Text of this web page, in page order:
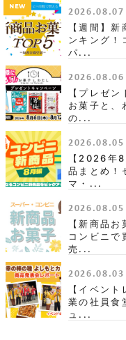
NEW 2026.08.07
【週間】
ンキング！
パ...
2026.08.06
【プレゼン
お菓子と、
の...
2026.08.05
【2026年
品まとめ！
マ・...
2026.08.05
【新商品お
コンビニで
売...
2026.08.03
【イベン
業の社員食
ュ...